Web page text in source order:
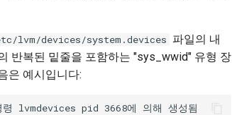
lvm/devices/system.devices 파일의 내
반복된 밑줄을 포함하는 "sys_wwid" 유형 장
은 예시입니다:
lvmdevices pid 3668에 의해 생성됨